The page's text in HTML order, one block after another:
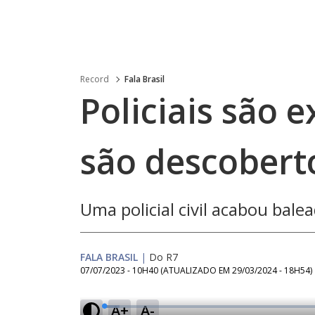
Record Fala Brasil
Policiais são
são
Uma policial civil acabou
FALA BRASIL | Do R7
07/07/2023 - 10H40 (ATUALIZADO EM 29/03/2024 - 18H54)
A+ A-
L